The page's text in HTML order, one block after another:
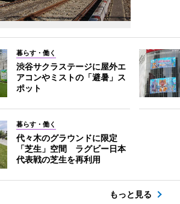
暮らす・働く
渋谷サクラステージに屋外エ
アコンやミストの「避暑」ス
ポット
暮らす・働く
代々木のグラウンドに限定
「芝生」空間 ラグビー日本
代表戦の芝生を再利用
もっと見る